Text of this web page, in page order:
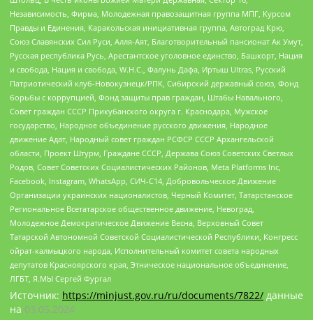
Независимость, Фирма, Молодежная правозащитная группа МПГ, Курсом
Правды и Единения, Каракольская инициативная группа, Автоград Крю,
Союз Славянских Сил Руси, Алля-Аят, Благотворительный пансионат Ак Умут,
Русская республика Русь, Арестантское уголовное единство, Башкорт, Нация
и свобода, Нация и свобода, W.H.С., Фалунь Дафа, Иртыш Ultras, Русский
Патриотический клуб-Новокузнецк/РПК, Сибирский державный союз, Фонд
борьбы с коррупцией, Фонд защиты прав граждан, Штабы Навального,
Совет граждан СССР Прикубанского округа г. Краснодара, Мужское
государство, Народное объединение русского движения, Народное
движение Адат, Народный совет граждан РСФСР СССР Архангельской
области, Проект Штурм, Граждане СССР, Держава Союз Советских Светлых
Родов, Совет Советских Социалистических Районов, Meta Platforms Inc,
Facebook, Instagram, WhatsApp, СИЧ-С14, Добровольческое Движение
Организации украинских националистов, Черный Комитет, Татарстанское
Региональное Всетатарское общественное движение, Невоград,
Молодежное Демократическое Движение Весна, Верховный Совет
Татарской Автономной Советской Социалистической Республики, Конгресс
ойрат-калмыцкого народа, Исполнительный комитет совета народных
депутатов Красноярского края, Этническое национальное объединение,
ЛГБТ, Я.МЫ Сергей Фургал
Источник: https://minjust.gov.ru/ru/documents/7822/ данные
на 03.05.2024